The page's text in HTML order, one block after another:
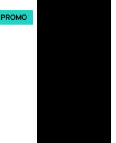
PROMO